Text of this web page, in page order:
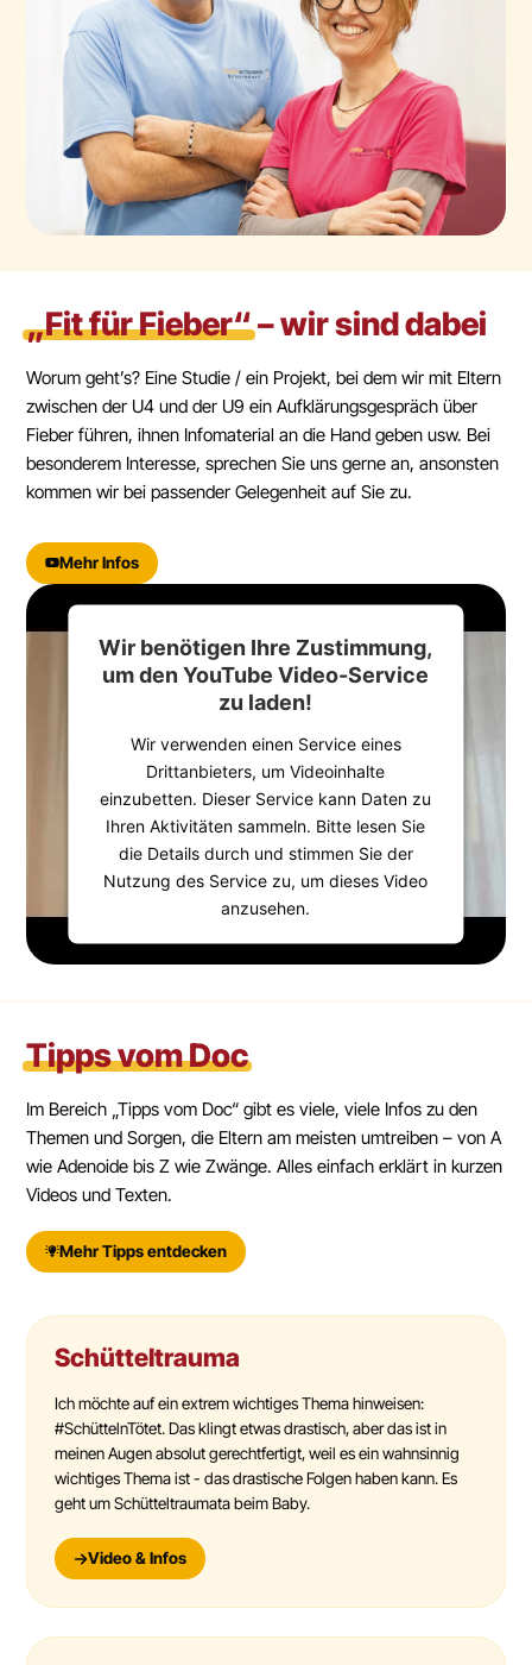
„Fit für Fieber“– wir sind dabei
Worum geht’s? Eine Studie / ein Projekt, bei dem wir mit Eltern
zwischen der U4 und der U9 ein Aufklärungsgespräch über
Fieber führen, ihnen Infomaterial an die Hand geben usw. Bei
besonderem Interesse, sprechen Sie uns gerne an, ansonsten
kommen wir bei passender Gelegenheit auf Sie zu.
Mehr Infos
Wir benötigen Ihre Zustimmung,
um den YouTube Video-Service
zu laden!
Wir verwenden einen Service eines
Drittanbieters, um Videoinhalte
einzubetten. Dieser Service kann Daten zu
Ihren Aktivitäten sammeln. Bitte lesen Sie
die Details durch und stimmen Sie der
Nutzung des Service zu, um dieses Video
anzusehen.
powered byUsercentrics Consent
Management Platform&eRecht24
Tipps vom Doc
Im Bereich „Tipps vom Doc“ gibt es viele, viele Infos zu den
Themen und Sorgen, die Eltern am meisten umtreiben – von A
wie Adenoide bis Z wie Zwänge. Alles einfach erklärt in kurzen
Videos und Texten.
Mehr Tipps entdecken
Schütteltrauma
Ich möchte auf ein extrem wichtiges Thema hinweisen:
#SchüttelnTötet. Das klingt etwas drastisch, aber das ist in
meinen Augen absolut gerechtfertigt, weil es ein wahnsinnig
wichtiges Thema ist - das drastische Folgen haben kann. Es
geht um Schütteltraumata beim Baby.
Video & Infos